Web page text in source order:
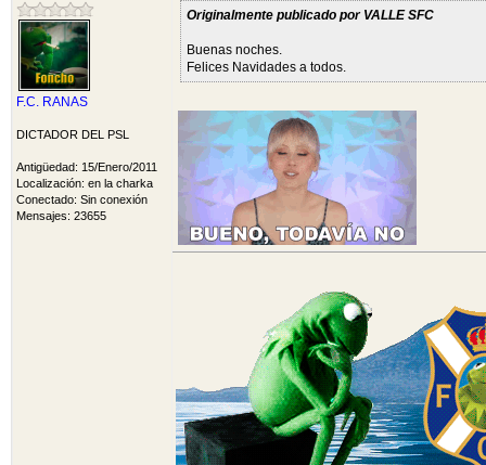
F.C. RANAS
DICTADOR DEL PSL
Antigüedad: 15/Enero/2011
Localización: en la charka
Conectado: Sin conexión
Mensajes: 23655
Originalmente publicado por VALLE SFC
Buenas noches.
Felices Navidades a todos.